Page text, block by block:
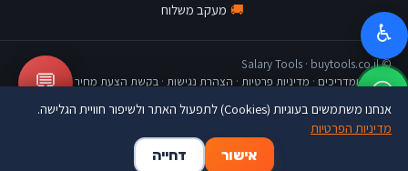
🚚 מעקב משלוח
© Salary Tools · buytools.co.il
כתבות ומדריכים · מדיניות פרטיות · הצהרת נגישות · בקשת הצעת מחיר 💬
♿
🛒
אנחנו משתמשים בעוגיות (Cookies) לתפעול האתר ולשיפור חוויית הגלישה.
מדיניות הפרטיות
אישור
דחייה